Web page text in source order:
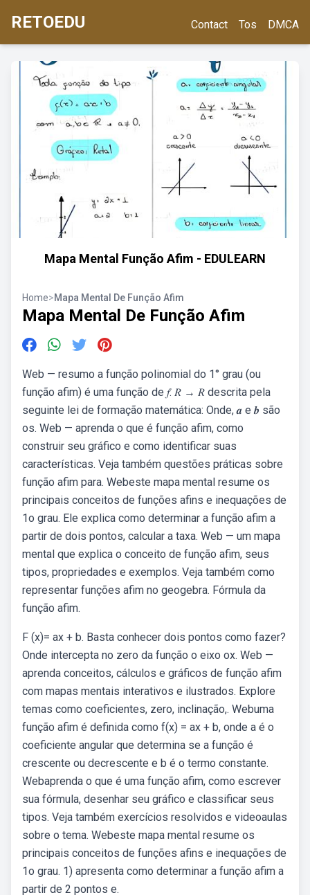
RETOEDU Contact Tos DMCA
Mapa Mental Função Afim - EDULEARN
Home>Mapa Mental De Função Afim
Mapa Mental De Função Afim
Web — resumo a função polinomial do 1° grau (ou
função afim) é uma função de 𝑓: 𝑅 → 𝑅 descrita pela
seguinte lei de formação matemática: Onde, 𝒂 e 𝒃 são
os. Web — aprenda o que é função afim, como
construir seu gráfico e como identificar suas
características. Veja também questões práticas sobre
função afim para. Webeste mapa mental resume os
principais conceitos de funções afins e inequações de
1o grau. Ele explica como determinar a função afim a
partir de dois pontos, calcular a taxa. Web — um mapa
mental que explica o conceito de função afim, seus
tipos, propriedades e exemplos. Veja também como
representar funções afim no geogebra. Fórmula da
função afim.
F (x)= ax + b. Basta conhecer dois pontos como fazer?
Onde intercepta no zero da função o eixo ox. Web —
aprenda conceitos, cálculos e gráficos de função afim
com mapas mentais interativos e ilustrados. Explore
temas como coeficientes, zero, inclinação,. Webuma
função afim é definida como f(x) = ax + b, onde a é o
coeficiente angular que determina se a função é
crescente ou decrescente e b é o termo constante.
Webaprenda o que é uma função afim, como escrever
sua fórmula, desenhar seu gráfico e classificar seus
tipos. Veja também exercícios resolvidos e videoaulas
sobre o tema. Webeste mapa mental resume os
principais conceitos de funções afins e inequações de
1o grau. 1) apresenta como determinar a função afim a
partir de 2 pontos e.